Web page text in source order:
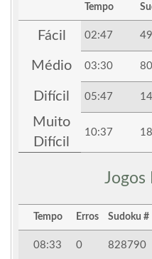
Tempo
Fácil 02:47
Médio 03:30
Difícil 05:47
Muito
Difícil
10:37
Jogos
Tempo Erros Sudoku #
08:33 0 828790